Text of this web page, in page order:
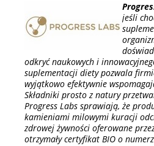
jeśli
odkryć naukowych i
suplementacji diety pozwala
wyjątkowo efektywnie
Składniki prosto z natury
Progress Labs sprawiają, że
kamieniami milowymi kuracji
zdrowej żywności oferowane
otrzymały certyfikat BIO o